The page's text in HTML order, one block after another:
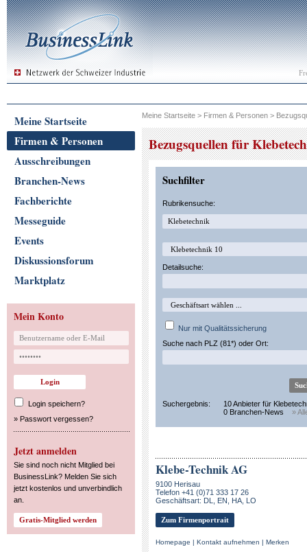
Meine Startseite
Firmen & Personen
Ausschreibungen
Branchen-News
Fachberichte
Messeguide
Events
Diskussionsforum
Marktplatz
Mein Konto
Login speichern?
» Passwort vergessen?
Jetzt anmelden
Sie sind noch nicht Mitglied bei
BusinessLink? Melden Sie sich
jetzt kostenlos und unverbindlich
an.
Meine Startseite > Firmen & Personen >
Bezugsquellen für
Suchfilter
Rubrikensuche:
Detailsuche:
Nur mit Qualitätssicherung
Suche nach PLZ (81*) oder Ort:
Suchergebnis:
10 Anbieter für
0 Branchen-News
»
Klebe-Technik AG
9100 Herisau
Telefon +41 (0)71 333 17 26
Geschäftsart: DL, EN, HA, LO
Zum Firmenportrait
Homepage | Kontakt aufnehmen | Merken